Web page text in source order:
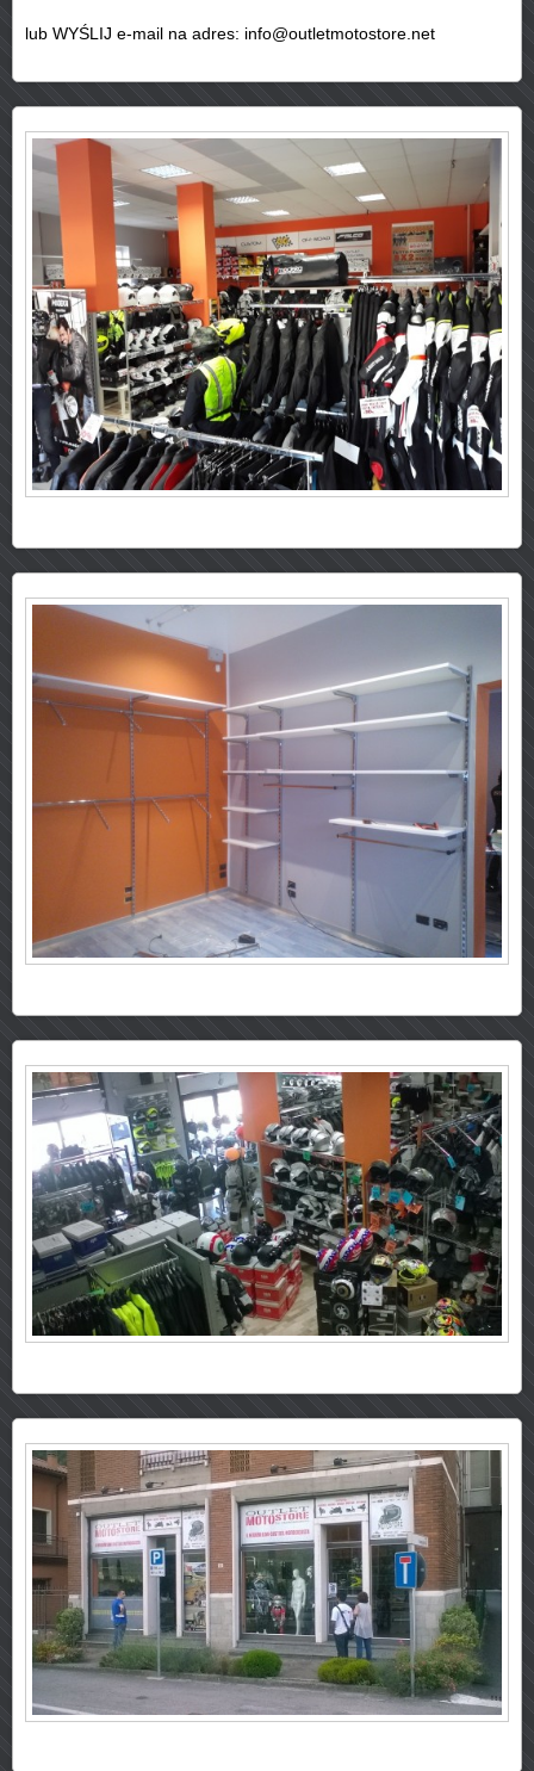
lub WYŚLIJ e-mail na adres: info@outletmotostore.net